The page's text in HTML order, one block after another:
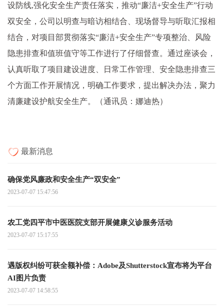
设防线,强化安全生产责任落实，推动“廉洁+安全生产”行动
双安全，公司以明查与暗访相结合、现场督导与听取汇报相
结合，对项目部贯彻落实“廉洁+安全生产”专项整治、风险
隐患排查和值班值守等工作进行了仔细督查。通过座谈会，
认真听取了项目建设进度、日常工作管理、安全隐患排查三
个方面工作开展情况，明确工作要求，提出解决办法，聚力
清廉建设护航安全生产。（通讯员：娜迪热）
最新消息
确保党风廉政和安全生产“双安全”
2023-07-07 15:47:56
农工党四平市中医医院支部开展健康义诊服务活动
2023-07-07 15:17:55
遇版权纠纷可获全额补偿：Adobe及Shutterstock宣布将为平台
AI图片负责
2023-07-07 14:58:55